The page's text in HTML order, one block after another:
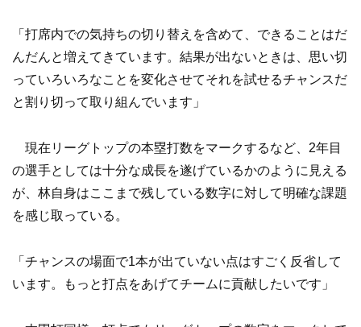
「打席内での気持ちの切り替えを含めて、できることはだ
んだんと増えてきています。結果が出ないときは、思い切
っていろいろなことを変化させてそれを試せるチャンスだ
と割り切って取り組んでいます」
現在リーグトップの本塁打数をマークするなど、2年目
の選手としては十分な成長を遂げているかのように見える
が、林自身はここまで残している数字に対して明確な課題
を感じ取っている。
「チャンスの場面で1本が出ていない点はすごく反省して
います。もっと打点をあげてチームに貢献したいです」